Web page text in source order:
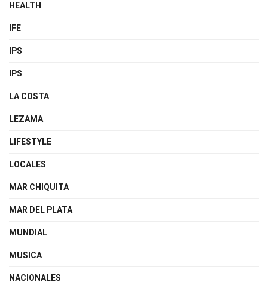
HEALTH
IFE
IPS
IPS
LA COSTA
LEZAMA
LIFESTYLE
LOCALES
MAR CHIQUITA
MAR DEL PLATA
MUNDIAL
MUSICA
NACIONALES